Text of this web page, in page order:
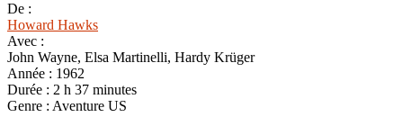
De :
Howard Hawks
Avec :
John Wayne, Elsa Martinelli, Hardy Krüger
Année : 1962
Durée : 2 h 37 minutes
Genre : Aventure US